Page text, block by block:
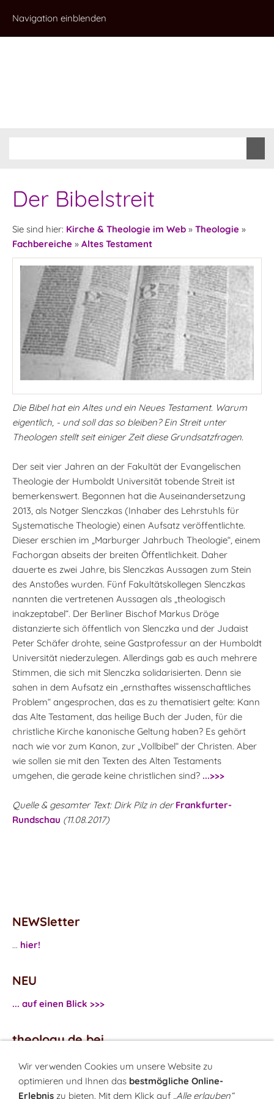
Navigation einblenden
Der Bibelstreit
Sie sind hier: Kirche & Theologie im Web » Theologie »
Fachbereiche » Altes Testament
Die Bibel hat ein Altes und ein Neues Testament. Warum
eigentlich, - und soll das so bleiben? Ein Streit unter
Theologen stellt seit einiger Zeit diese Grundsatzfragen.
Der seit vier Jahren an der Fakultät der Evangelischen
Theologie der Humboldt Universität tobende Streit ist
bemerkenswert. Begonnen hat die Auseinandersetzung
2013, als Notger Slenczkas (Inhaber des Lehrstuhls für
Systematische Theologie) einen Aufsatz veröffentlichte.
Dieser erschien im „Marburger Jahrbuch Theologie“, einem
Fachorgan abseits der breiten Öffentlichkeit. Daher
dauerte es zwei Jahre, bis Slenczkas Aussagen zum Stein
des Anstoßes wurden. Fünf Fakultätskollegen Slenczkas
nannten die vertretenen Aussagen als „theologisch
inakzeptabel“. Der Berliner Bischof Markus Dröge
distanzierte sich öffentlich von Slenczka und der Judaist
Peter Schäfer drohte, seine Gastprofessur an der Humboldt
Universität niederzulegen. Allerdings gab es auch mehrere
Stimmen, die sich mit Slenczka solidarisierten. Denn sie
sahen in dem Aufsatz ein „ernsthaftes wissenschaftliches
Problem“ angesprochen, das es zu thematisiert gelte: Kann
das Alte Testament, das heilige Buch der Juden, für die
christliche Kirche kanonische Geltung haben? Es gehört
nach wie vor zum Kanon, zur „Vollbibel“ der Christen. Aber
wie sollen sie mit den Texten des Alten Testaments
umgehen, die gerade keine christlichen sind? ...>>>
Quelle & gesamter Text: Dirk Pilz in derFrankfurter-
Rundschau (11.08.2017)
NEWSletter
... hier!
NEU
... auf einen Blick >>>
theology.de bei
...Facebook
...Twitter
Wir verwenden Cookies um unsere Website zu
optimieren und Ihnen das bestmögliche Online-
Erlebnis zu bieten. Mit dem Klick auf „Alle erlauben“